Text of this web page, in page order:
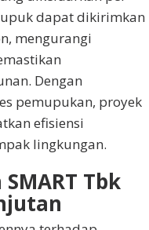
dapat dikirimkan
mengurangi
Dengan
pemupukan, proyek
efisiensi
lingkungan.
Tbk